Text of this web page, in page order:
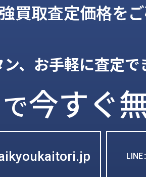
買取査定価格を
ン、お手軽に査定で
で今すぐ
LINE